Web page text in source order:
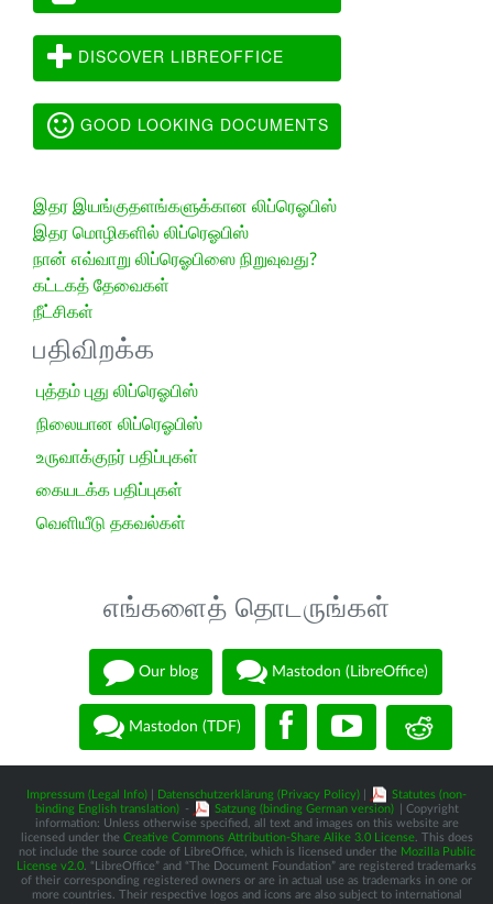
DISCOVER LIBREOFFICE
GOOD LOOKING DOCUMENTS
இதர இயங்குதளங்களுக்கான லிப்ரெஓபிஸ்
இதர மொழிகளில் லிப்ரெஓபிஸ்
நான் எவ்வாறு லிப்ரெஓபிஸை நிறுவுவது?
கட்டகத் தேவைகள்
நீட்சிகள்
பதிவிறக்க
புத்தம் புது லிப்ரெஓபிஸ்
நிலையான லிப்ரெஓபிஸ்
உருவாக்குநர் பதிப்புகள்
கையடக்க பதிப்புகள்
வெளியீடு தகவல்கள்
எங்களைத் தொடருங்கள்
Our blog Mastodon (LibreOffice)
Mastodon (TDF)
Impressum (Legal Info) Datenschutzerklärung (Privacy Policy)
Statutes (non-
binding English translation) - Satzung (binding German version)
| Copyright
information: Unless otherwise specified, all text and images on this website are
licensed under the Creative Commons Attribution-Share Alike 3.0 License. This does
not include the source code of LibreOffice, which is licensed under the Mozilla Public
License v2.0 . “LibreOffice” and “The Document Foundation” are registered trademarks
of their corresponding registered owners or are in actual use as trademarks in one or
more countries. Their respective logos and icons are also subject to international